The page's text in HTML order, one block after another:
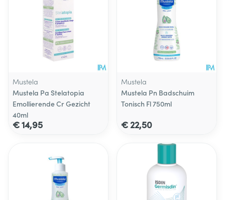
Mustela
Mustela Pa Stelatopia
Emollierende Cr Gezicht
40ml
€ 14,95
Mustela
Mustela Pn Badschuim
Tonisch Fl 750ml
€ 22,50